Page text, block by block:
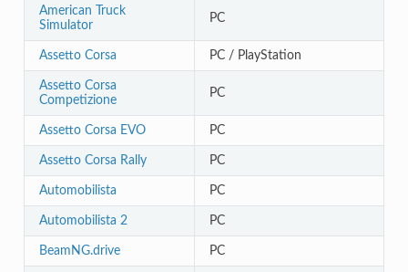
American Truck
Simulator
PC
Assetto Corsa PC / PlayStation
Assetto Corsa
Competizione
PC
Assetto Corsa EVO PC
Assetto Corsa Rally PC
Automobilista PC
Automobilista 2 PC
BeamNG.drive PC